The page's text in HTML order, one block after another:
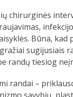
chirurginės
Būna, kad
sugijusiais
randų tiesiog
randai –